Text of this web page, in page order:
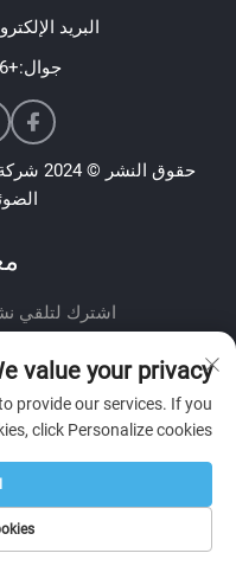
البريد
جوال:+86 13600071059
حقوق
اشترك لتلقي
value your privacy
provide our services. If you
click Personalize cookies.